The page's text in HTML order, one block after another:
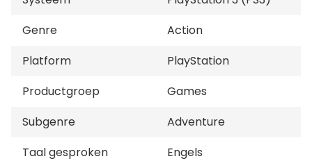
Genre
Action
Platform
PlayStation
Productgroep
Games
Subgenre
Adventure
Taal gesproken
Engels